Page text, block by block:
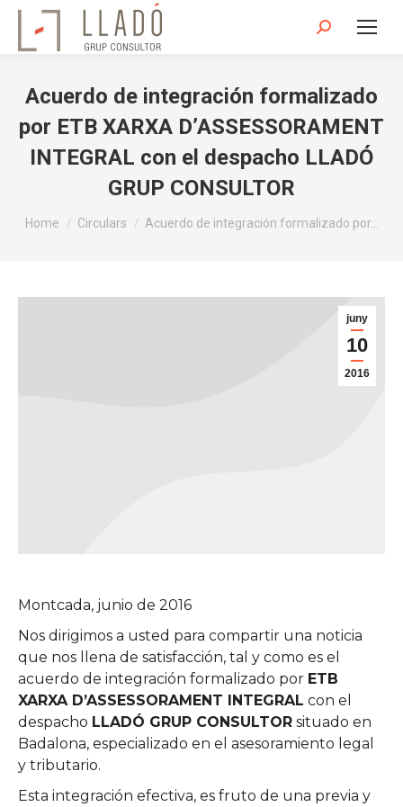
Search:
Acuerdo de integración formalizado
por ETB XARXA D’ASSESSORAMENT
INTEGRAL con el despacho LLADÓ
GRUP CONSULTOR
You are here:
Home Circulars Acuerdo de integración formalizado por…
juny
10
2016
Montcada, junio de 2016
Nos dirigimos a usted para compartir una noticia
que nos llena de satisfacción, tal y como es el
acuerdo de integración formalizado por ETB
XARXA D’ASSESSORAMENT INTEGRAL con el
despacho LLADÓ GRUP CONSULTOR situado en
Badalona, especializado en el asesoramiento legal
y tributario.
Esta integración efectiva, es fruto de una previa y